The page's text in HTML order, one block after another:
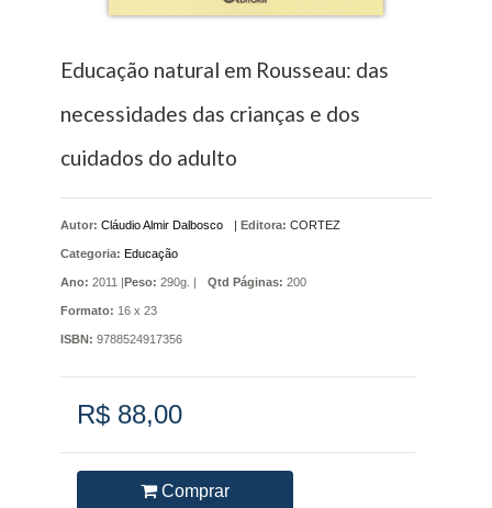
Educação natural em Rousseau: das
necessidades das crianças e dos
cuidados do adulto
Autor: Cláudio Almir Dalbosco | Editora: CORTEZ
Categoria: Educação
Ano: 2011 |Peso: 290g. | Qtd Páginas: 200
Formato: 16 x 23
ISBN: 9788524917356
R$ 88,00
Comprar